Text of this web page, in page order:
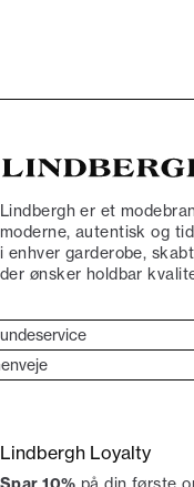
Lindbergh er et
moderne, autentisk og
i enhver garderobe,
der ønsker holdbar
dit køb
Lindbergh
Lindbergh Loyalty
på din første